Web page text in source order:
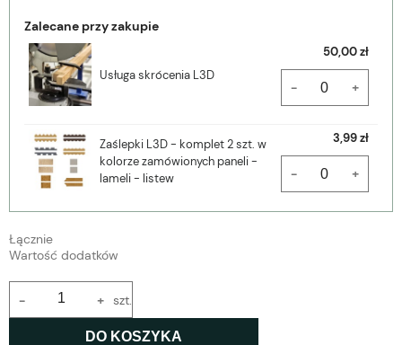
Zalecane przy zakupie
Usługa skrócenia L3D
50,00 zł
- +
Zaślepki L3D - komplet 2 szt. w
kolorze zamówionych paneli -
lameli - listew
3,99 zł
- +
Łącznie
Wartość dodatków
+
- szt.
DO KOSZYKA